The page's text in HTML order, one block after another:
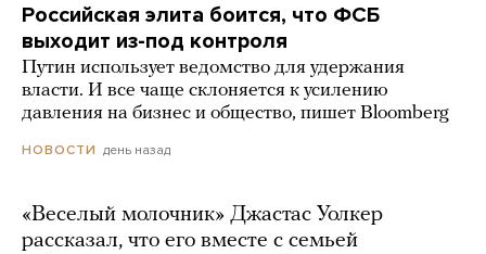
Российская элита боится, что ФСБ
выходит из-под контроля
Путин использует ведомство для удержания
власти. И все чаще склоняется к усилению
давления на бизнес и общество, пишет Bloomberg
НОВОСТИ день назад
«Веселый молочник» Джастас Уолкер
рассказал, что его вместе с семьей